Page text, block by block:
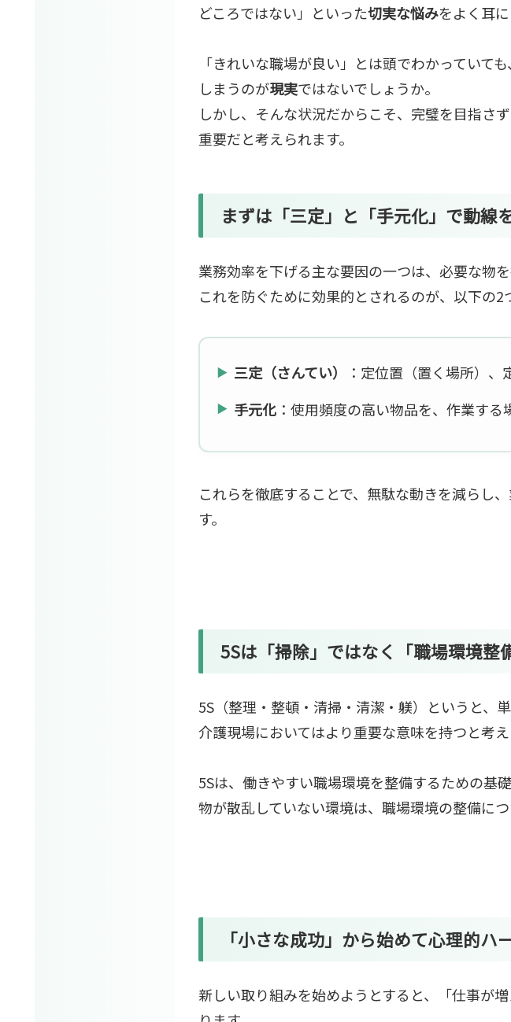
どころではない」といった切実な悩みをよく耳
「きれいな職場が良い」とは頭でわかっていて
しまうのが現実ではないでしょうか。
しかし、そんな状況だからこそ、完璧を目指さ
重要だと考えられます。
まずは「三定」と「手元化」で動線
業務効率を下げる主な要因の一つは、必要な物
これを防ぐために効果的とされるのが、以下の2
三定（さんてい）
：定位置（置く場所）
手元化 ：使用頻度の高い物品を、作業す
これらを徹底することで、無駄な動きを減らし
す。
5Sは「掃除」ではなく「職場環境整
5S（整理・整頓・清掃・清潔・躾）というと、
介護現場においてはより重要な意味を持つと考え
5Sは、働きやすい職場環境を整備するための基
物が散乱していない環境は、職場環境の整備につ
「小さな成功」から始めて心理的ハ
新しい取り組みを始めようとすると、「仕事が